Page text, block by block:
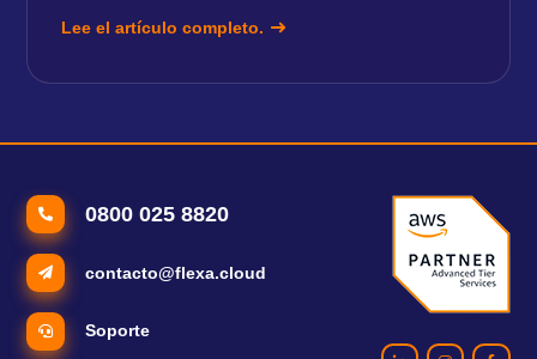
Lee el artículo completo.
0800 025 8820
contacto@flexa.cloud
Soporte